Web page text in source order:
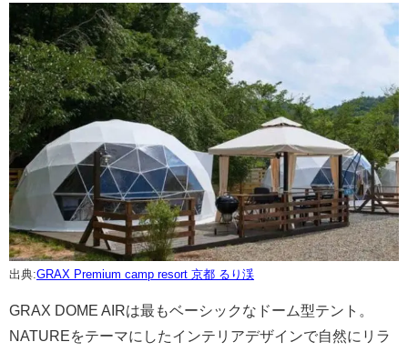
出典:GRAX Premium camp resort 京都 るり渓
GRAX DOME AIRは最もベーシックなドーム型テント。
NATUREをテーマにしたインテリアデザインで自然にリラ